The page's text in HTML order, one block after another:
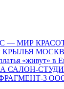
— МИР
КРЫЛЬЯ
«живут» в
САЛОН-
3